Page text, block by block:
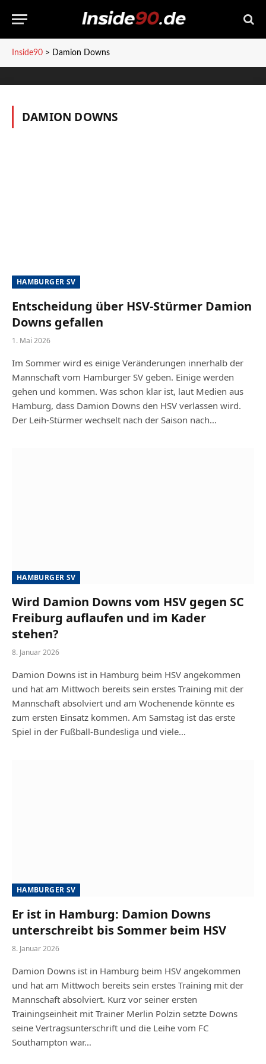
Inside90 > Damion Downs
DAMION DOWNS
HAMBURGER SV
Entscheidung über HSV-Stürmer Damion
Downs gefallen
1. Mai 2026
Im Sommer wird es einige Veränderungen innerhalb der
Mannschaft vom Hamburger SV geben. Einige werden
gehen und kommen. Was schon klar ist, laut Medien aus
Hamburg, dass Damion Downs den HSV verlassen wird.
Der Leih-Stürmer wechselt nach der Saison nach…
HAMBURGER SV
Wird Damion Downs vom HSV gegen SC
Freiburg auflaufen und im Kader
stehen?
8. Januar 2026
Damion Downs ist in Hamburg beim HSV angekommen
und hat am Mittwoch bereits sein erstes Training mit der
Mannschaft absolviert und am Wochenende könnte es
zum ersten Einsatz kommen. Am Samstag ist das erste
Spiel in der Fußball-Bundesliga und viele…
HAMBURGER SV
Er ist in Hamburg: Damion Downs
unterschreibt bis Sommer beim HSV
8. Januar 2026
Damion Downs ist in Hamburg beim HSV angekommen
und hat am Mittwoch bereits sein erstes Training mit der
Mannschaft absolviert. Kurz vor seiner ersten
Trainingseinheit mit Trainer Merlin Polzin setzte Downs
seine Vertragsunterschrift und die Leihe vom FC
Southampton war…